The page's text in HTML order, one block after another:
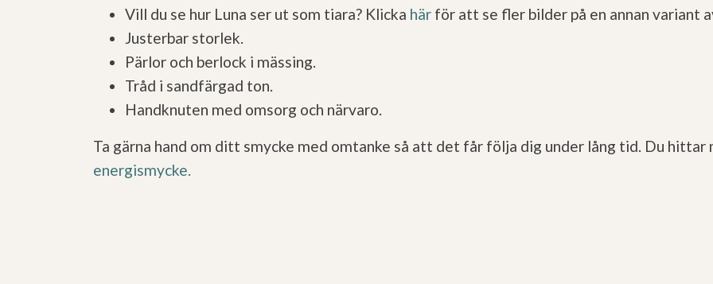
Vill du se hur Luna ser ut som tiara? Klicka här för att se fler bilder på en annan variant
Justerbar storlek.
Pärlor och berlock i mässing.
Tråd i sandfärgad ton.
Handknuten med omsorg och närvaro.
Ta gärna hand om ditt smycke med omtanke så att det får följa dig under lång tid. Du hittar
energismycke.